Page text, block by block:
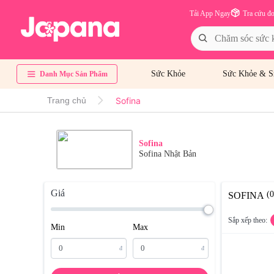
Tra cứu
Tải App Ngay
Danh Mục Sản Phẩm Sức Khỏe Sức Khỏe &
Trang chủ Sofina
Sofina
Sofina Nhật Bản
Giá
Min
đ
Max
đ
SOFINA
Sắp xếp theo: